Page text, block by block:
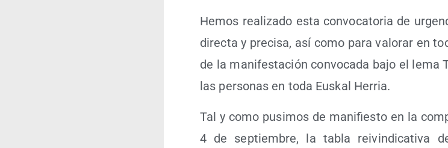
Hemos rea­li­za­do esta con­vo­ca­to­ria de
direc­ta y pre­ci­sa, así como para valo­rar en
de la mani­fes­ta­ción con­vo­ca­da bajo el lema
las per­so­nas en toda Eus­kal Herria.
Tal y como pusi­mos de mani­fies­to en la
4 de sep­tiem­bre, la tabla rei­vin­di­ca­ti­va